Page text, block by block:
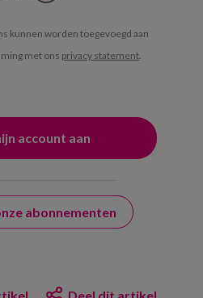
kunnen worden toegevoegd aan
met ons privacy statement
abonnementen
Deel dit artikel